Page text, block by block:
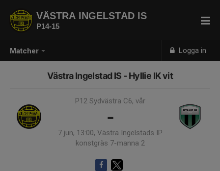
Matcher Logga in
VÄSTRA INGELSTAD IS
P14-15
Västra Ingelstad IS - Hyllie IK vit
P12 Sydvästra C6, vår
-
7 jun, 13:00, Västra Ingelstads IP
konstgräs 7-manna 2